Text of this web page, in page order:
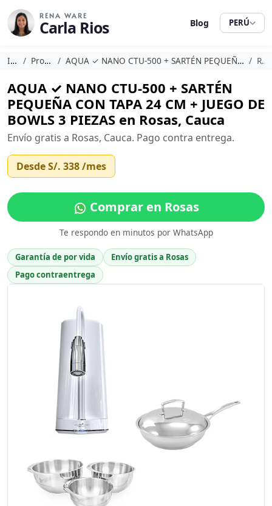
RENA WARE
Carla Rios Blog PERÚ
Inicio Promociones AQUA ✓ NANO CTU-500 + SARTÉN PEQUEÑA CON TAPA 24 CM + JUEGO DE BOWLS 3 PIEZAS Rosas
AQUA ✓ NANO CTU-500 + SARTÉN
PEQUEÑA CON TAPA 24 CM + JUEGO DE
BOWLS 3 PIEZAS en Rosas, Cauca
Envío gratis a Rosas, Cauca. Pago contra entrega.
DesdeS/. 338/mes
Comprar en Rosas
Te respondo en minutos por WhatsApp
Garantía de por vida
Envío gratis a Rosas
Pago contraentrega